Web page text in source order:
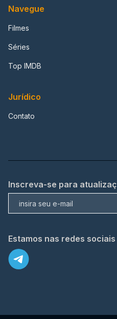
Navegue
Filmes
Séries
Top IMDB
Jurídico
Contato
Inscreva-se para
Estamos nas redes sociais